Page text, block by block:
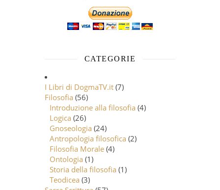
CATEGORIE
I Libri di DogmaTV.it (7)
Filosofia (56)
Introduzione alla filosofia (4)
Logica (26)
Gnoseologia (24)
Antropologia filosofica (2)
Filosofia Morale (4)
Ontologia (1)
Storia della filosofia (1)
Teodicea (3)